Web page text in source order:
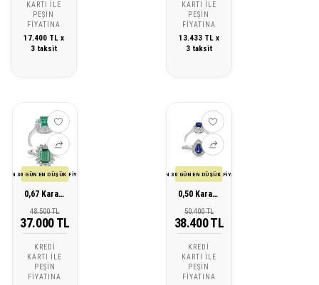
KARTI ILE
PEŞIN
FIYATINA
17.400 TL x
3 taksit
KARTI ILE
PEŞIN
FIYATINA
13.433 TL x
3 taksit
SON 30 GÜN EN DÜŞÜK FİYATI
0,67 Karat Pırlanta Zümrüt Yüzük
48.500 TL
37.000 TL
KREDI
KARTI ILE
PEŞIN
FIYATINA
SON 30 GÜN EN DÜŞÜK FİYATI
0,50 Karat Pırlanta Safir Yüzük
50.400 TL
38.400 TL
KREDI
KARTI ILE
PEŞIN
FIYATINA